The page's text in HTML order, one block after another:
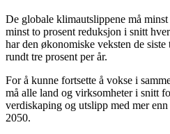
De globale klimautslippene må
minst to prosent reduksjon i snitt
har den økonomiske veksten de
rundt tre prosent per år.
For å kunne fortsette å vokse i
må alle land og virksomheter i snitt
verdiskaping og utslipp med mer
2050.